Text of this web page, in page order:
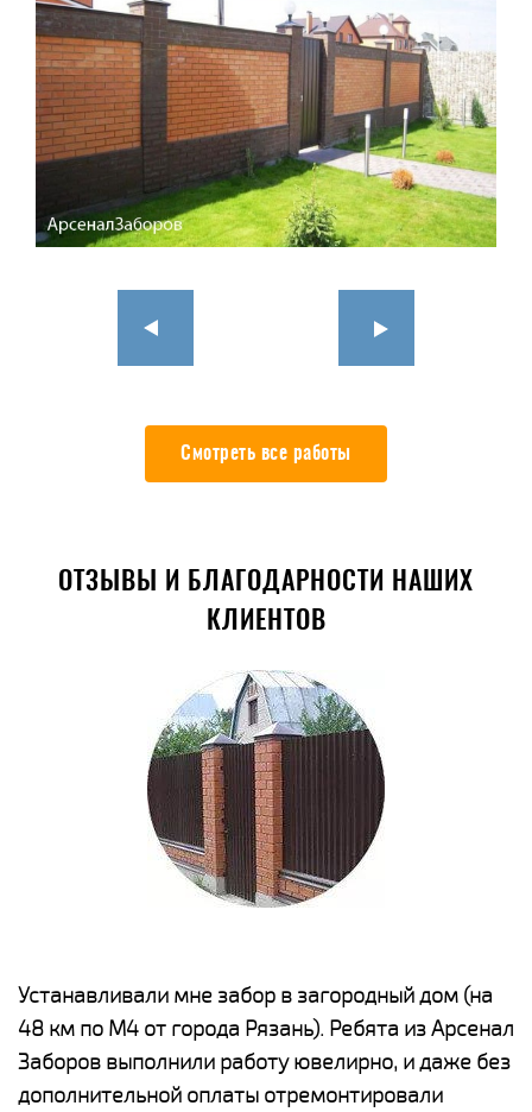
Смотреть все работы
ОТЗЫВЫ И БЛАГОДАРНОСТИ НАШИХ
КЛИЕНТОВ
Устанавливали мне забор в загородный дом (на
48 км по М4 от города Рязань). Ребята из Арсенал
Заборов выполнили работу ювелирно, и даже без
дополнительной оплаты отремонтировали